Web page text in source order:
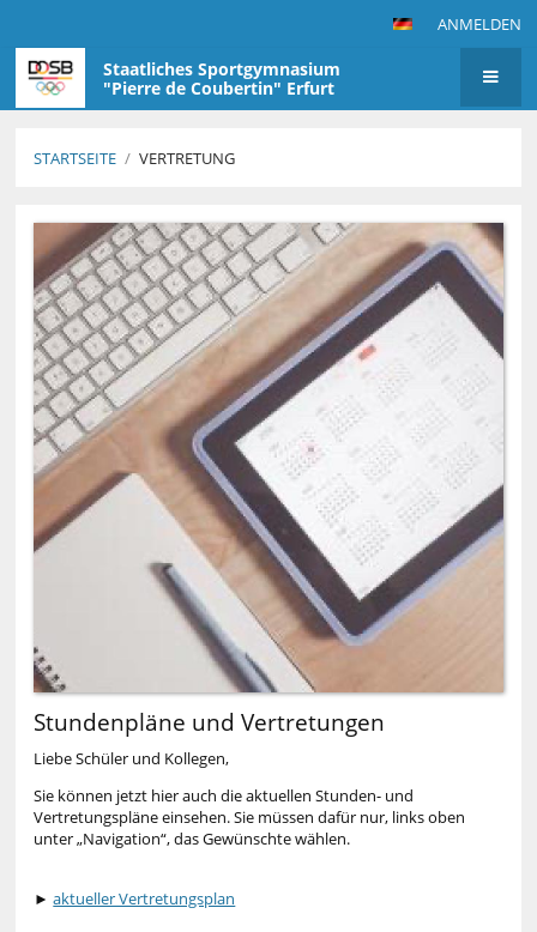
ANMELDEN
Staatliches Sportgymnasium
"Pierre de Coubertin" Erfurt
STARTSEITE / VERTRETUNG
Vertretung
Stundenpläne und Vertretungen
Liebe Schüler und Kollegen,
Sie können jetzt hier auch die aktuellen Stunden- und
Vertretungspläne einsehen. Sie müssen dafür nur, links oben
unter „Navigation“, das Gewünschte wählen.
►aktueller Vertretungsplan